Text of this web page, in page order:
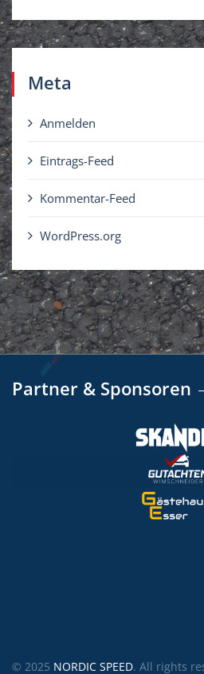
Meta
Anmelden
Eintrags-Feed
Kommentar-Feed
WordPress.org
Partner & Sponsoren
© 2025 NORDIC SPEED. All rights